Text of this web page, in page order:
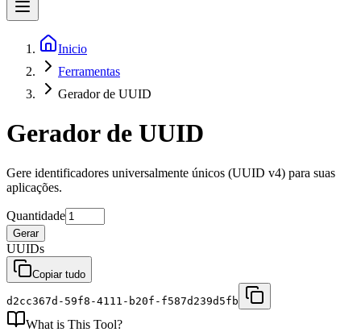
Inicio
Ferramentas
Gerador de UUID
Gerador de UUID
Gere identificadores universalmente únicos (UUID v4) para suas
aplicações.
Quantidade
Gerar
UUIDs
Copiar tudo
d2cc367d-59f8-4111-b20f-f587d239d5fb
What is This Tool?